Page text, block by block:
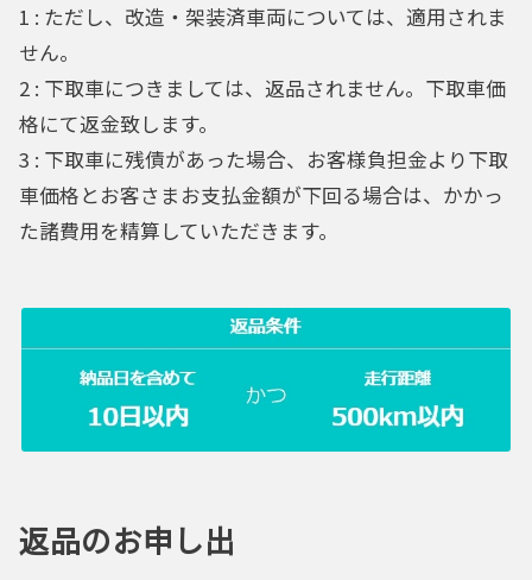
1 : ただし、改造・架装済車両については、適用されま
せん。
2 : 下取車につきましては、返品されません。下取車価
格にて返金致します。
3 : 下取車に残債があった場合、お客様負担金より下取
車価格とお客さまお支払金額が下回る場合は、かかっ
た諸費用を精算していただきます。
返品のお申し出